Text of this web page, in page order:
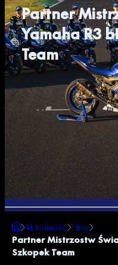
Partner
Yamaha R3
Team
Aktualności Filmy
Partner Mistrzostw
Szkopek Team